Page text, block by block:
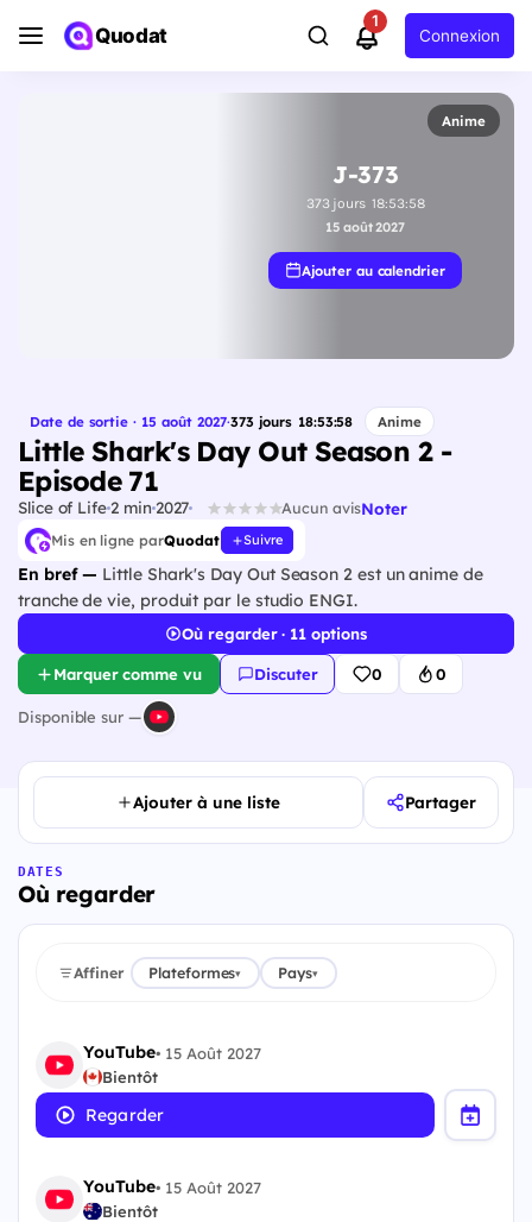
Quodat
1
Connexion
Anime
J-373
373jours 18:53:58
15 août 2027
Ajouter au calendrier
Date de sortie · 15 août 2027·373 jours 18:53:58 Anime
Little Shark's Day Out Season 2 -
Episode 71
Slice of Life 2 min 2027 Aucun avisNoter
Mis en ligne parQuodat Suivre
En bref — Little Shark's Day Out Season 2 est un anime de
tranche de vie, produit par le studio ENGI.
Où regarder · 11 options
Marquer comme vu Discuter 0 0
Disponible sur —
Ajouter à une liste Partager
DATES
Où regarder
Affiner Plateformes▾ Pays▾
YouTube• 15 Août 2027
Bientôt
Regarder
YouTube• 15 Août 2027
Bientôt